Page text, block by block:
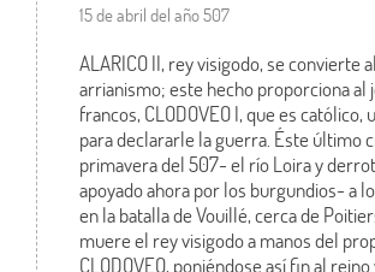
15 de abril del año 507
ALARICO II, rey visigodo, se convierte al
arrianismo; este hecho proporciona al
francos, CLODOVEO I, que es católico,
para declararle la guerra. Éste último
primavera del 507- el río Loira y
apoyado ahora por los burgundios- a
en la batalla de Vouillé, cerca de
muere el rey visigodo a manos del
CLODOVEO, poniéndose así fin al